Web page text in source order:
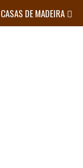
CASAS DE MADEIRA